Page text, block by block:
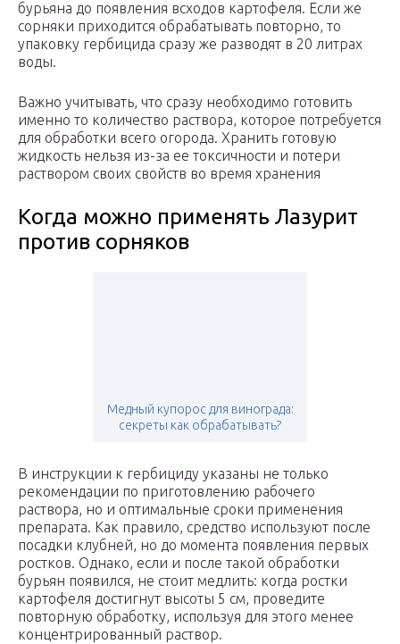
бурьяна до появления всходов картофеля. Если же
сорняки приходится обрабатывать повторно, то
упаковку гербицида сразу же разводят в 20 литрах
воды.
Важно учитывать, что сразу необходимо готовить
именно то количество раствора, которое потребуется
для обработки всего огорода. Хранить готовую
жидкость нельзя из-за ее токсичности и потери
раствором своих свойств во время хранения
Когда можно применять Лазурит
против сорняков
Медный купорос для винограда:
секреты как обрабатывать?
В инструкции к гербициду указаны не только
рекомендации по приготовлению рабочего
раствора, но и оптимальные сроки применения
препарата. Как правило, средство используют после
посадки клубней, но до момента появления первых
ростков. Однако, если и после такой обработки
бурьян появился, не стоит медлить: когда ростки
картофеля достигнут высоты 5 см, проведите
повторную обработку, используя для этого менее
концентрированный раствор.